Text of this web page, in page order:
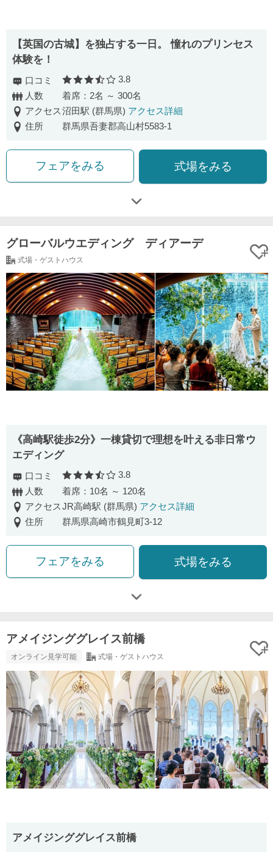
【英国の古城】を独占する一日。 憧れのプリンセス
体験を！
口コミ 口コミ評価
3.8
人数
着席：2名 ～ 300名
アクセス沼田駅 (群馬県) アクセス詳細
住所
群馬県吾妻郡高山村5583-1
フェアをみる 式場をみる
グローバルウエディング ディアーデ
式場・ゲストハウス
《高崎駅徒歩2分》一棟貸切で理想を叶える非日常ウ
エディング
口コミ 口コミ評価
3.8
人数
着席：10名 ～ 120名
アクセスJR高崎駅 (群馬県) アクセス詳細
住所
群馬県高崎市鶴見町3-12
フェアをみる 式場をみる
アメイジンググレイス前橋
オンライン見学可能 式場・ゲストハウス
アメイジンググレイス前橋